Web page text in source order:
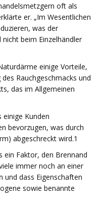
oft als
er. „Im Wesentlichen
was der
beim Einzelhändler
einige Vorteile,
Rauchgeschmacks und
das im Allgemeinen
Kunden
bevorzugen, was durch
abgeschreckt wird.1​
ein Faktor, den Brennand
immer noch an einer
und dass Eigenschaften
sowie benannte